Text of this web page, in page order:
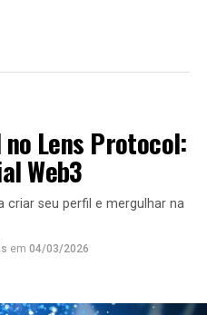
Lens Protocol:
Web3
criar seu perfil e mergulhar na
em 04/03/2026